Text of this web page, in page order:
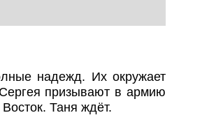
надежд. Их окружает
призывают в армию
Таня ждёт.